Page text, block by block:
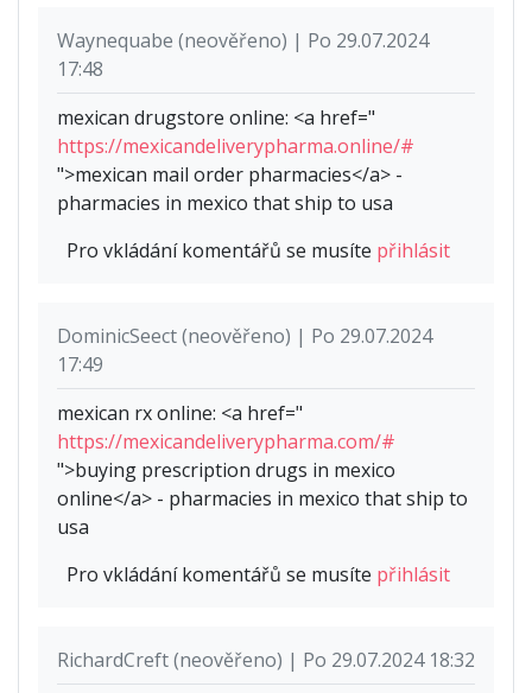
Waynequabe (neověřeno) | Po 29.07.2024
17:48
mexican drugstore online: <a href="
https://mexicandeliverypharma.online/#
">mexican mail order pharmacies</a> -
pharmacies in mexico that ship to usa
Pro vkládání komentářů se musíte přihlásit
DominicSeect (neověřeno) | Po 29.07.2024
17:49
mexican rx online: <a href="
https://mexicandeliverypharma.com/#
">buying prescription drugs in mexico
online</a> - pharmacies in mexico that ship to
usa
Pro vkládání komentářů se musíte přihlásit
RichardCreft (neověřeno) | Po 29.07.2024 18:32